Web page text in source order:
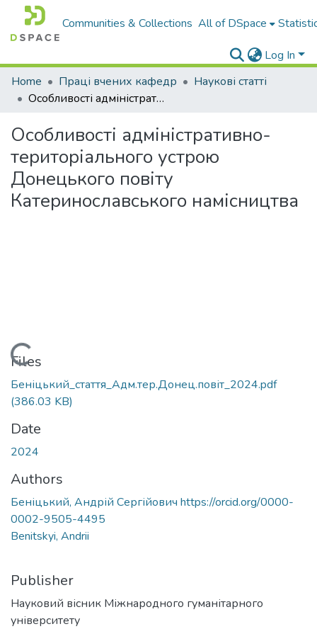
Communities & Collections All of DSpace
Log In
Home
Праці вчених кафедр
Наукові статті
Особливості адміністративно-територіального устрою Донецького повіту Катеринославського намісництва
Особливості адміністративно-
територіального устрою
Донецького повіту
Катеринославського намісництва
Files
Беніцький_стаття_Адм.тер.Донец.повіт_2024.pdf
(386.03 KB)
Date
2024
Authors
Беніцький, Андрій Сергійович https://orcid.org/0000-
0002-9505-4495
Benitskyi, Andrii
Publisher
Науковий вісник Міжнародного гуманітарного
університету